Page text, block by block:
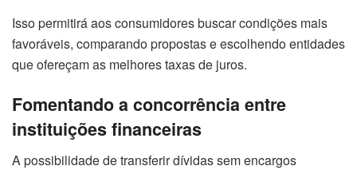
Isso permitirá aos consumidores buscar condições mais
favoráveis, comparando propostas e escolhendo entidades
que ofereçam as melhores taxas de juros.
Fomentando a concorrência entre
instituições financeiras
A possibilidade de transferir dívidas sem encargos